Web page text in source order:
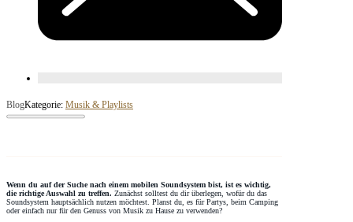
BlogKategorie: Musik & Playlists
Wenn du auf der Suche nach einem mobilen Soundsystem bist, ist es wichtig,
die richtige Auswahl zu treffen. Zunächst solltest du dir überlegen, wofür du das
Soundsystem hauptsächlich nutzen möchtest. Planst du, es für Partys, beim Camping
oder einfach nur für den Genuss von Musik zu Hause zu verwenden?